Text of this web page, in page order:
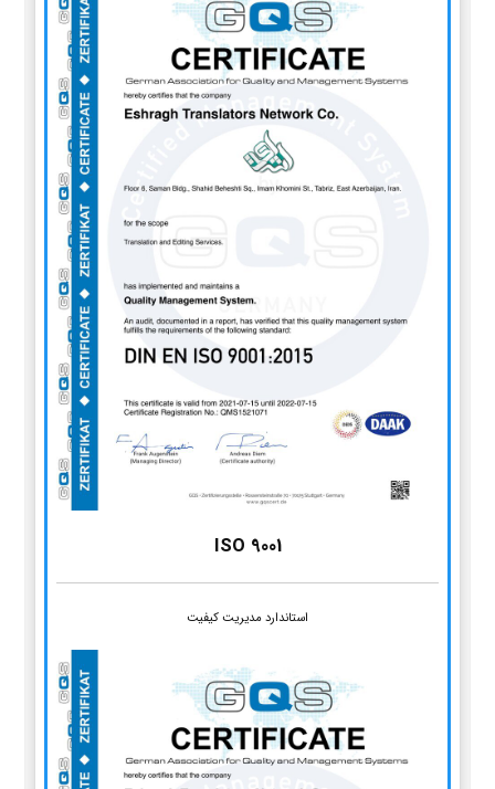
ISO 9001
استاندارد مدیریت کیفیت